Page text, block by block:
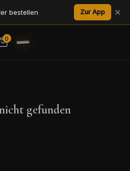
bestellen Zur App ✕
0
gefunden